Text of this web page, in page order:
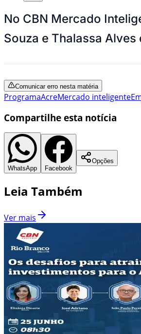
No CBN Mercado
Souza e Thalassa
Comunicar erro nesta matéria
ProgramaAcreMercado inteligente
Compartilhe esta notícia
WhatsApp Facebook
Opções
Leia Também
Ver mais